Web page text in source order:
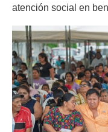
atención social en